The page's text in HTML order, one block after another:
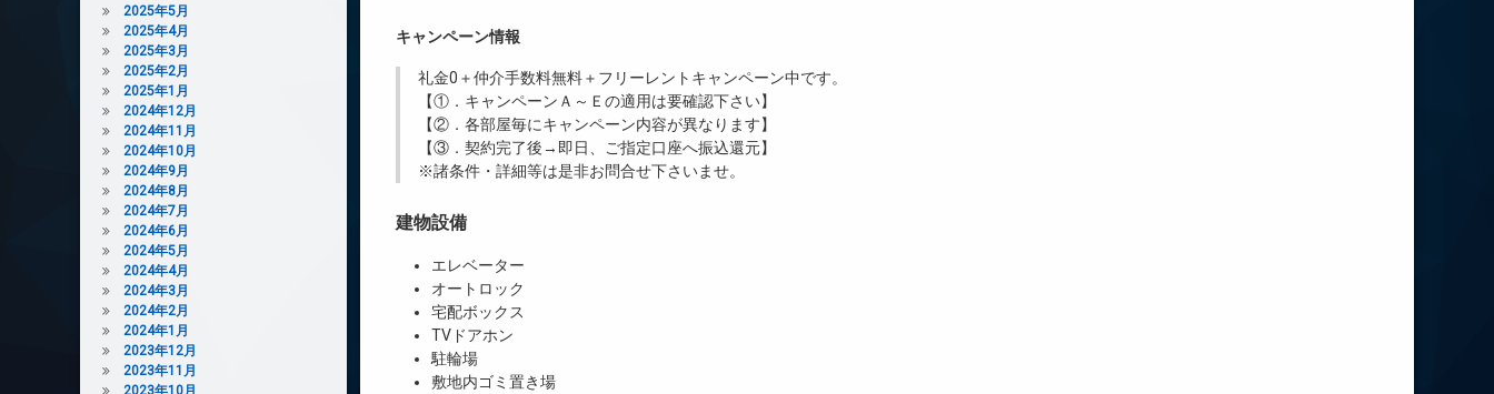
キャンペーン情報
礼金0 ＋仲介手数料無料＋ フリーレント キャンペーン中です。
【①．キャンペーンＡ～Ｅの適用は要確認下さい】
【②．各部屋毎にキャンペーン内容が異なります】
【③．契約完了後→即日、ご指定口座へ振込還元】
※諸条件・詳細等は是非お問合せ下さいませ。
建物設備
エレベーター
オートロック
宅配ボックス
TVドアホン
駐輪場
敷地内ゴミ置き場
2025年5月
2025年4月
2025年3月
2025年2月
2025年1月
2024年12月
2024年11月
2024年10月
2024年9月
2024年8月
2024年7月
2024年6月
2024年5月
2024年4月
2024年3月
2024年2月
2024年1月
2023年12月
2023年11月
2023年10月